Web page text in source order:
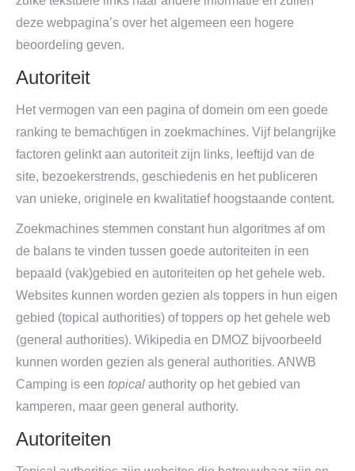
deze webpagina’s over het algemeen een hogere
beoordeling geven.
Autoriteit
Het vermogen van een pagina of domein om een goede
ranking te bemachtigen in zoekmachines. Vijf belangrijke
factoren gelinkt aan autoriteit zijn links, leeftijd van de
site, bezoekerstrends, geschiedenis en het publiceren
van unieke, originele en kwalitatief hoogstaande content.
Zoekmachines stemmen constant hun algoritmes af om
de balans te vinden tussen goede autoriteiten in een
bepaald (vak)gebied en autoriteiten op het gehele web.
Websites kunnen worden gezien als toppers in hun eigen
gebied (topical authorities) of toppers op het gehele web
(general authorities). Wikipedia en DMOZ bijvoorbeeld
kunnen worden gezien als general authorities. ANWB
Camping is een topical authority op het gebied van
kamperen, maar geen general authority.
Autoriteiten